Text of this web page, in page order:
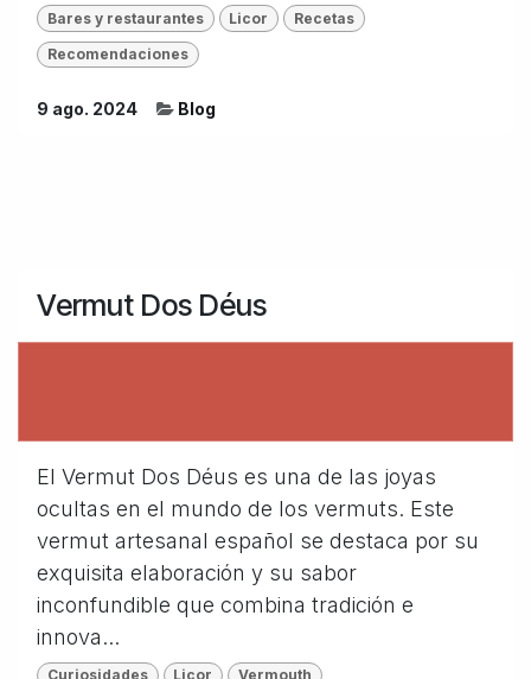
Bares y restaurantes Licor Recetas
Recomendaciones
9 ago. 2024 Blog
Vermut Dos Déus
El Vermut Dos Déus es una de las joyas
ocultas en el mundo de los vermuts. Este
vermut artesanal español se destaca por su
exquisita elaboración y su sabor
inconfundible que combina tradición e
innova...
Curiosidades Licor Vermouth